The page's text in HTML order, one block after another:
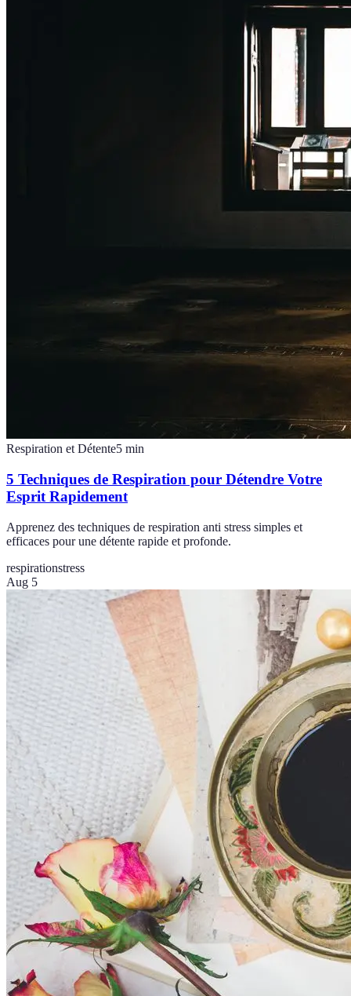
Respiration et Détente5 min
5 Techniques de Respiration pour Détendre Votre
Esprit Rapidement
Apprenez des techniques de respiration anti stress simples et
efficaces pour une détente rapide et profonde.
respirationstress
Aug 5